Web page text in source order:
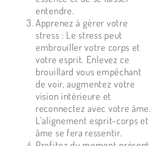
entendre.
Apprenez à gérer votre
stress : Le stress peut
embrouiller votre corps et
votre esprit. Enlevez ce
brouillard vous empêchant
de voir, augmentez votre
vision intérieure et
reconnectez avec votre âme.
L’alignement esprit-corps et
âme se fera ressentir.